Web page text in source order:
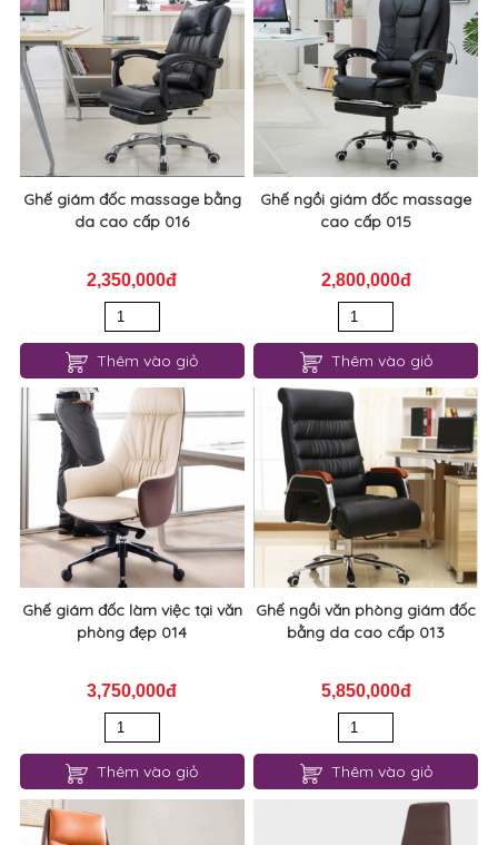
Ghế giám đốc massage bằng
da cao cấp 016
2,350,000đ
Thêm vào giỏ
Ghế ngồi giám đốc massage
cao cấp 015
2,800,000đ
Thêm vào giỏ
Ghế giám đốc làm việc tại văn
phòng đẹp 014
3,750,000đ
Thêm vào giỏ
Ghế ngồi văn phòng giám đốc
bằng da cao cấp 013
5,850,000đ
Thêm vào giỏ